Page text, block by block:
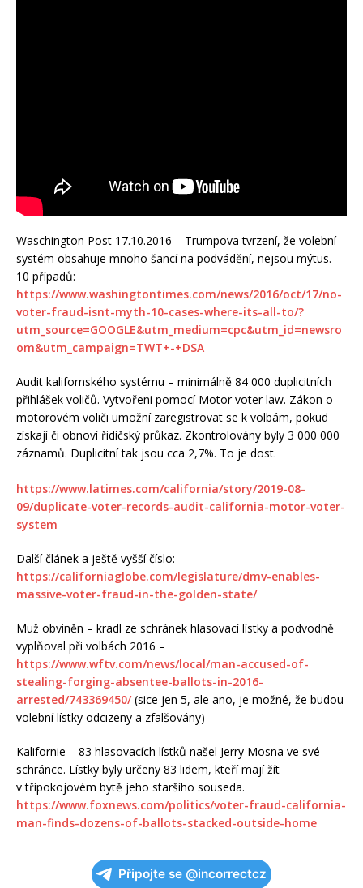
Waschington Post 17.10.2016 – Trumpova tvrzení, že volební
systém obsahuje mnoho šancí na podvádění, nejsou mýtus.
10 případů:
https://www.washingtontimes.com/news/2016/oct/17/no-
voter-fraud-isnt-myth-10-cases-where-its-all-to/?
utm_source=GOOGLE&utm_medium=cpc&utm_id=newsro
om&utm_campaign=TWT+-+DSA
Audit kalifornského systému – minimálně 84 000 duplicitních
přihlášek voličů. Vytvořeni pomocí Motor voter law. Zákon o
motorovém voliči umožní zaregistrovat se k volbám, pokud
získají či obnoví řidičský průkaz. Zkontrolovány byly 3 000 000
záznamů. Duplicitní tak jsou cca 2,7%. To je dost.
https://www.latimes.com/california/story/2019-08-
09/duplicate-voter-records-audit-california-motor-voter-
system
Další článek a ještě vyšší číslo:
https://californiaglobe.com/legislature/dmv-enables-
massive-voter-fraud-in-the-golden-state/
Muž obviněn – kradl ze schránek hlasovací lístky a podvodně
vyplňoval při volbách 2016 –
https://www.wftv.com/news/local/man-accused-of-
stealing-forging-absentee-ballots-in-2016-
arrested/743369450/(sice jen 5, ale ano, je možné, že budou
volební lístky odcizeny a zfalšovány)
Kalifornie – 83 hlasovacích lístků našel Jerry Mosna ve své
schránce. Lístky byly určeny 83 lidem, kteří mají žít
v třípokojovém bytě jeho staršího souseda.
https://www.foxnews.com/politics/voter-fraud-california-
man-finds-dozens-of-ballots-stacked-outside-home
Připojte se @incorrectcz